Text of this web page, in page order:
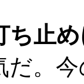
ち止
。